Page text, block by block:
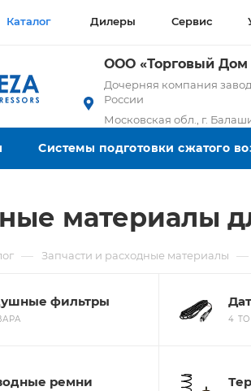
Каталог Дилеры Сервис
ООО «Торговый
Дочерняя компания
России
Московская обл., г.
Системы подготовки сжатого
материалы
— Запчасти и расходные материалы —
фильтры
4
ремни